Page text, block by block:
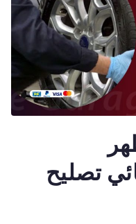
اخصائي تصليح